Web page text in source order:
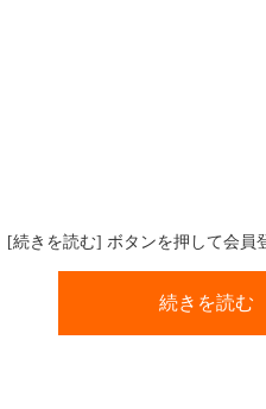
[続きを読む] ボタンを押して会員
続きを読む